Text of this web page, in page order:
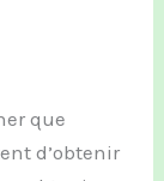
que
d’obtenir